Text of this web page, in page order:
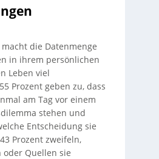
macht die Datenmenge
in ihrem persönlichen
Leben viel
Prozent geben zu, dass
am Tag vor einem
stehen und
Entscheidung sie
Prozent zweifeln,
oder Quellen sie